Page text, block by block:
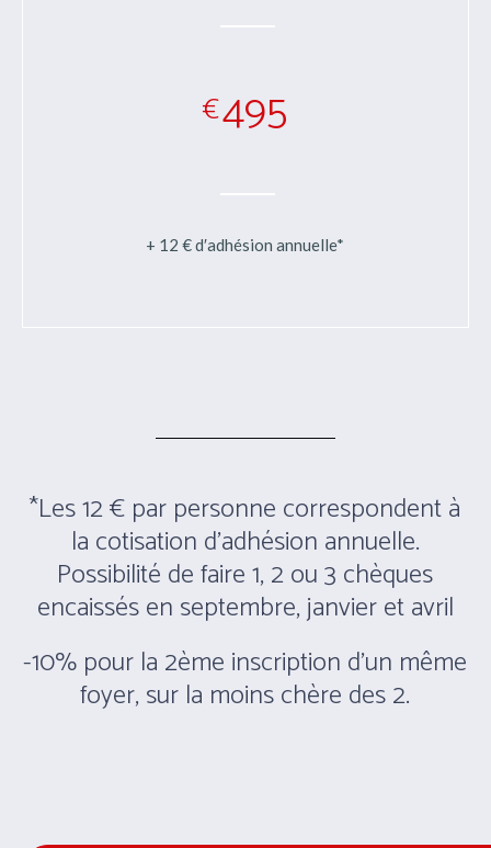
€495
+ 12 € d′adhésion annuelle*
*Les 12 € par personne correspondent à
la cotisation d’adhésion annuelle.
Possibilité de faire 1, 2 ou 3 chèques
encaissés en septembre, janvier et avril
-10% pour la 2ème inscription d’un même
foyer, sur la moins chère des 2.